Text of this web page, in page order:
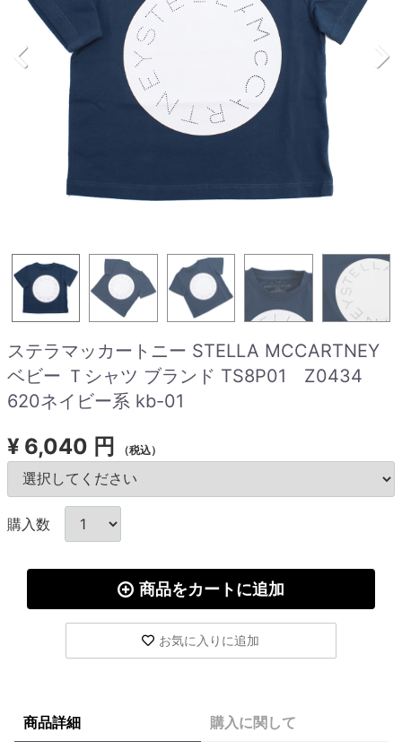
ステラマッカートニー STELLA MCCARTNEY
ベビー Ｔシャツ ブランド TS8P01 Z0434
620ネイビー系 kb-01
¥ 6,040 円 （税込）
購入数
商品をカートに追加
お気に入りに追加
商品詳細 購入に関して